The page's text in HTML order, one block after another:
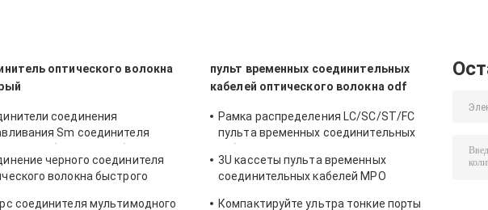
оптического волокна
соединения
Sm соединителя
черного соединителя
волокна быстрого
соединителя мультимодного
пульт временных соединительных
кабелей оптического волокна odf
Рамка распределения LC/SC/ST/FC
пульта временных соединительных
гаван ODF SPCC
3U кассеты пульта временных
соединительных кабелей MPO
Компактируйте ультра тонкие порты